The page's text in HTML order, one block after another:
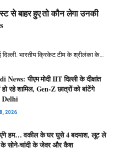
से बाहर हुए तो कौन लेगा उनकी
भारतीय क्रिकेट टीम के श्रीलंका के…
News: पीएम मोदी IIT दिल्ली के दीक्षांत
हो रहे शामिल, Gen-Z छात्रों को बांटेंगे
Delhi
2026
हम… वकील के घर घुसे 4 बदमाश, लूट ले
के सोने-चांदी के जेवर और कैश